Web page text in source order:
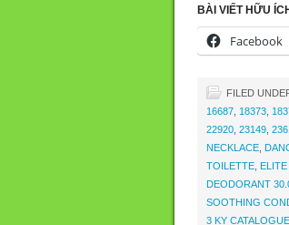
BÀI VIẾT HỮU
Facebook
FILED
16687 18373
22920 23149
NECKLACE
TOILETTE
DEODORANT
SOOTHING
3 KY